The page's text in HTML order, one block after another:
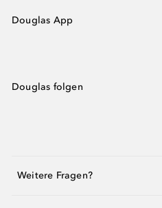
Douglas App
Douglas folgen
Weitere Fragen?